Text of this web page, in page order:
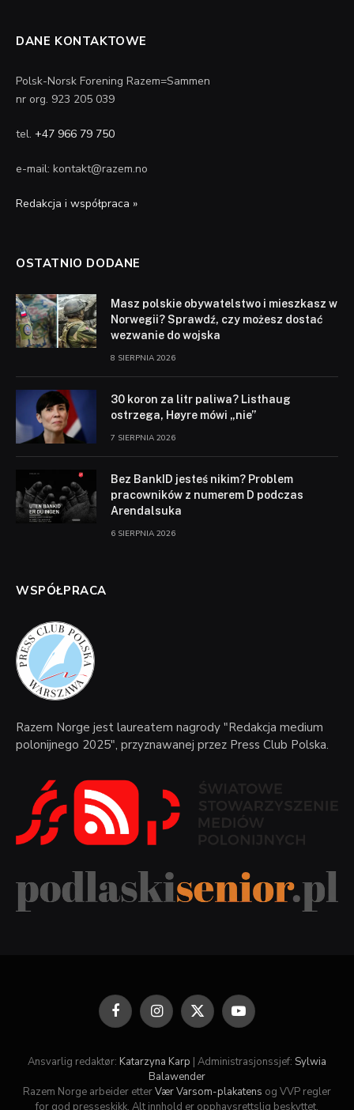
DANE KONTAKTOWE
Polsk-Norsk Forening Razem=Sammen
nr org. 923 205 039
tel. +47 966 79 750
e-mail: kontakt@razem.no
Redakcja i współpraca »
OSTATNIO DODANE
Masz polskie obywatelstwo i mieszkasz w
Norwegii? Sprawdź, czy możesz dostać
wezwanie do wojska
8 SIERPNIA 2026
30 koron za litr paliwa? Listhaug
ostrzega, Høyre mówi „nie”
7 SIERPNIA 2026
Bez BankID jesteś nikim? Problem
pracowników z numerem D podczas
Arendalsuka
6 SIERPNIA 2026
WSPÓŁPRACA
Razem Norge jest laureatem nagrody "Redakcja medium
polonijnego 2025", przyznawanej przez Press Club Polska.
FacebookInstagram
X
(Twitter)
YouTube
Ansvarlig redaktør: Katarzyna Karp | Administrasjonssjef: Sylwia
Balawender
Razem Norge arbeider etterVær Varsom-plakatens og VVP regler
for god presseskikk. Alt innhold er opphavsrettslig beskyttet.